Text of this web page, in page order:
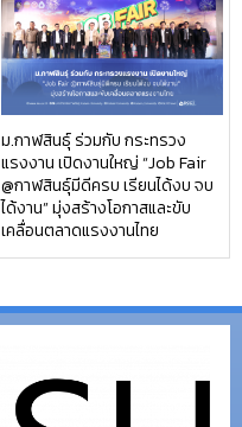
ม.กาฬสินธุ์ ร่วมกับ กระทรวง
แรงงาน เปิดงานใหญ่ “Job Fair
@กาฬสินธุ์มีดีครบ เรียนได้งบ จบ
ได้งาน” มุ่งสร้างโอกาสและขับ
เคลื่อนตลาดแรงงานไทย